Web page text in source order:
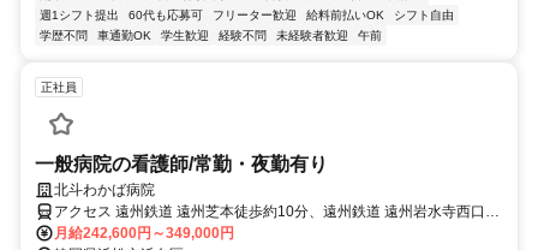
週1シフト提出
60代も応募可 フリーター歓迎 給料前払いOK
シフト自由
学歴不問
車通勤OK 学生歓迎 経験不問 未経験者歓迎 午前
正社員
一般病院の看護師/常勤・夜勤有り
北斗わかば病院
アクセス 遠州鉄道 遠州芝本徒歩約10分、遠州鉄道 遠州岩水寺西口徒
歩約11分、天竜浜名湖線 岩水寺徒歩約23分
月給242,600円～349,000円